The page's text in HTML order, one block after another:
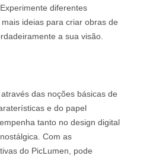
diferentes
ideias para criar obras de
a sua visão.
das noções básicas de
e do papel
tanto no design digital
Com as
do PicLumen, pode